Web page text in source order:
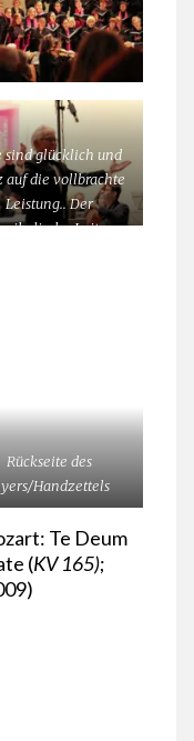
sind glücklich und
auf die vollbrachte
Leistung.. Der
Leiter
Rückseite des
Handzettels
Te Deum
(KV 165);